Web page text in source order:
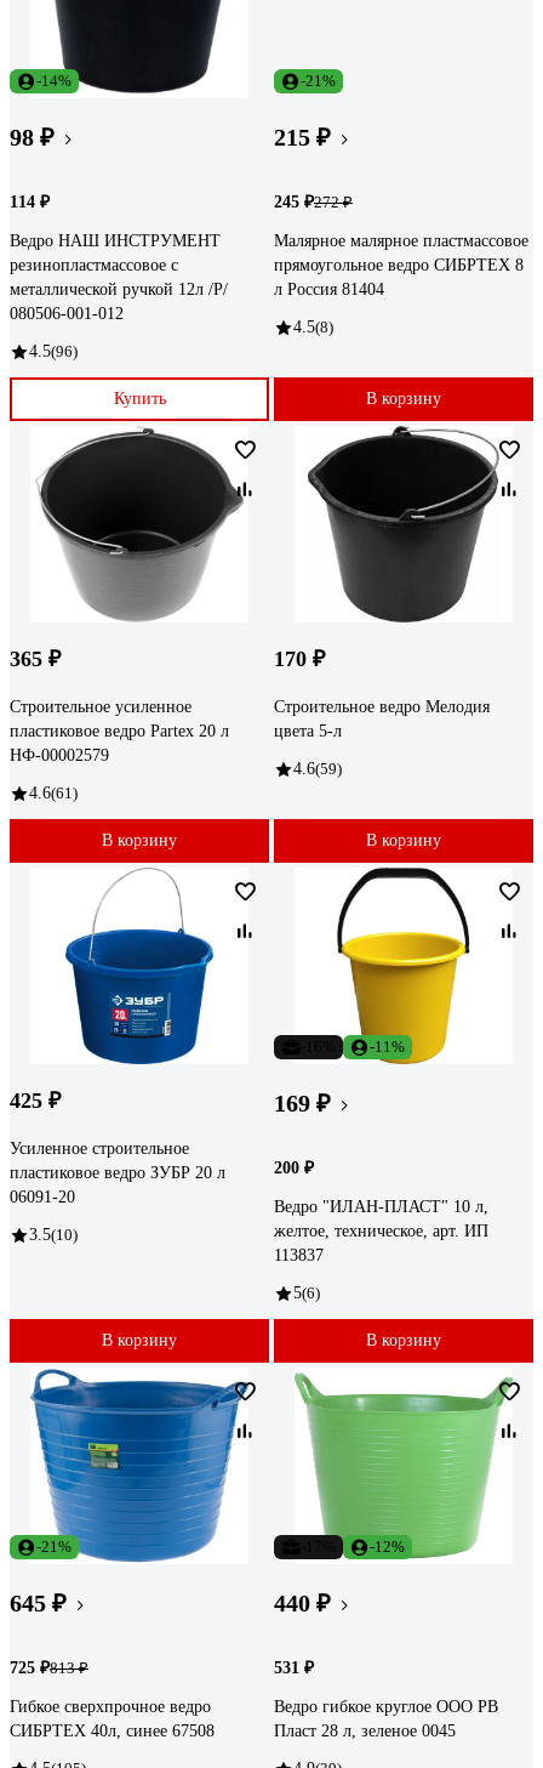
-14%
98 ₽
114 ₽
Ведро НАШ ИНСТРУМЕНТ
резинопластмассовое с
металлической ручкой 12л /Р/
080506-001-012
4.5(96)
Купить
-21%
215 ₽
245 ₽272 ₽
Малярное малярное пластмассовое
прямоугольное ведро СИБРТЕХ 8
л Россия 81404
4.5(8)
В корзину
365 ₽
Строительное усиленное
пластиковое ведро Partex 20 л
НФ-00002579
4.6(61)
В корзину
170 ₽
Строительное ведро Мелодия
цвета 5-л
4.6(59)
В корзину
425 ₽
Усиленное строительное
пластиковое ведро ЗУБР 20 л
06091-20
3.5(10)
В корзину
-11%
169 ₽
200 ₽
Ведро "ИЛАН-ПЛАСТ" 10 л,
желтое, техническое, арт. ИП
113837
5(6)
В корзину
-21%
645 ₽
725 ₽813 ₽
Гибкое сверхпрочное ведро
СИБРТЕХ 40л, синее 67508
-12%
440 ₽
531 ₽
Ведро гибкое круглое ООО РВ
Пласт 28 л, зеленое 0045